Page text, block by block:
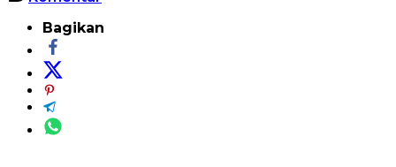
Bagikan